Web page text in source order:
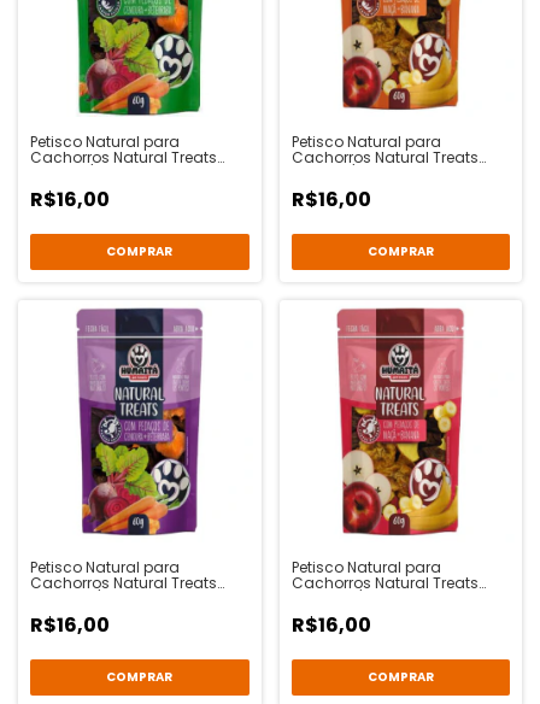
Petisco Natural para
Cachorros Natural Treats
Pet Treats
R$16,00
Petisco Natural para
Cachorros Natural Treats
Treats
R$16,00
Petisco Natural para
Cachorros Natural Treats
Humaitá Pet Treats
R$16,00
Petisco Natural para
Cachorros Natural Treats
Pet Treats
R$16,00